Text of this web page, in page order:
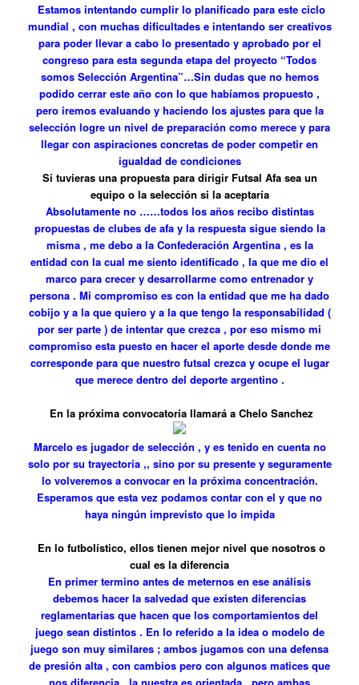
Estamos intentando cumplir lo planificado para este ciclo
mundial , con muchas dificultades e intentando ser creativos
para poder llevar a cabo lo presentado y aprobado por el
congreso para esta segunda etapa del proyecto “Todos
somos Selección Argentina”…Sin dudas que no hemos
podido cerrar este año con lo que habíamos propuesto ,
pero iremos evaluando y haciendo los ajustes para que la
selección logre un nivel de preparación como merece y para
llegar con aspiraciones concretas de poder competir en
igualdad de condiciones
Si tuvieras una propuesta para dirigir Futsal Afa sea un
equipo o la selección si la aceptaría
Absolutamente no ……todos los años recibo distintas
propuestas de clubes de afa y la respuesta sigue siendo la
misma , me debo a la Confederación Argentina , es la
entidad con la cual me siento identificado , la que me dio el
marco para crecer y desarrollarme como entrenador y
persona . Mi compromiso es con la entidad que me ha dado
cobijo y a la que quiero y a la que tengo la responsabilidad (
por ser parte ) de intentar que crezca , por eso mismo mi
compromiso esta puesto en hacer el aporte desde donde me
corresponde para que nuestro futsal crezca y ocupe el lugar
que merece dentro del deporte argentino .
En la próxima convocatoria llamará a Chelo Sanchez
Marcelo es jugador de selección , y es tenido en cuenta no
solo por su trayectoria ,, sino por su presente y seguramente
lo volveremos a convocar en la próxima concentración.
Esperamos que esta vez podamos contar con el y que no
haya ningún imprevisto que lo impida
En lo futbolístico, ellos tienen mejor nivel que nosotros o
cual es la diferencia
En primer termino antes de meternos en ese análisis
debemos hacer la salvedad que existen diferencias
reglamentarias que hacen que los comportamientos del
juego sean distintos . En lo referido a la idea o modelo de
juego son muy similares ; ambos jugamos con una defensa
de presión alta , con cambios pero con algunos matices que